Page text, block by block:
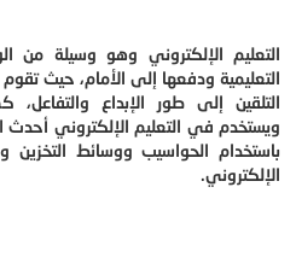
التعليم الإلكتروني وهو وسيلة من
التعليمية ودفعها إلى الأمام، حيث
التلقين إلى طور الإبداع والتفاعل،
ويستخدم في التعليم الإلكتروني أحدث
باستخدام الحواسيب ووسائط التخزين
الإلكتروني.